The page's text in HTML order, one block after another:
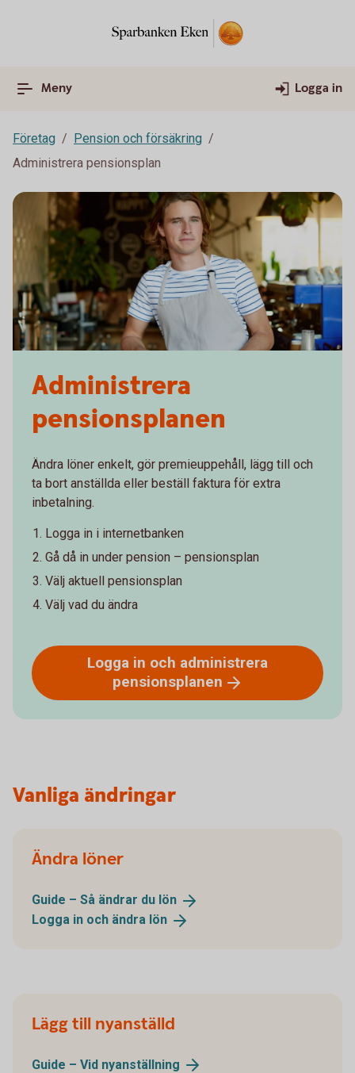
Meny Logga in
Företag
Pension och försäkring
Administrera pensionsplan
Administrera
pensionsplanen
Ändra löner enkelt, gör premieuppehåll, lägg till och
ta bort anställda eller beställ faktura för extra
inbetalning.
Logga in i internetbanken
Gå då in under pension – pensionsplan
Välj aktuell pensionsplan
Välj vad du ändra
Logga in och administrera
pensionsplanen
Vanliga ändringar
Ändra löner
Guide – Så ändrar du lön
Logga in och ändra lön
Lägg till nyanställd
Guide – Vid nyanställning